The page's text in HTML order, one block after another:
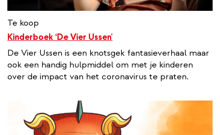
Te koop
Kinderboek ‘De Vier Ussen'
De Vier Ussen is een knotsgek fantasieverhaal maar
ook een handig hulpmiddel om met je kinderen
over de impact van het coronavirus te praten.